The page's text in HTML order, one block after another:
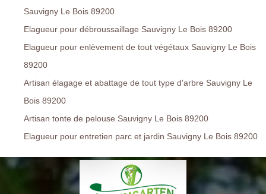
Sauvigny Le Bois 89200
Elagueur pour débroussaillage Sauvigny Le Bois 89200
Elagueur pour enlèvement de tout végétaux Sauvigny Le Bois
89200
Artisan élagage et abattage de tout type d'arbre Sauvigny Le
Bois 89200
Artisan tonte de pelouse Sauvigny Le Bois 89200
Elagueur pour entretien parc et jardin Sauvigny Le Bois 89200